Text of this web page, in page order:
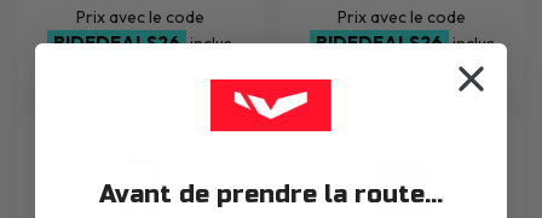
Prix avec le code
RIDEDEALS26 inclus
Prix avec le code
RIDEDEALS26 inclus
Avant de prendre la route...